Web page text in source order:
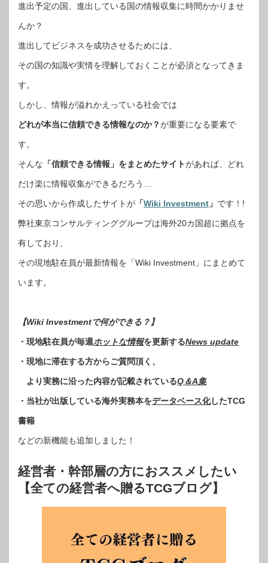
進出予定の国、進出している国の情報収集に時間かかりませ
んか？
進出してビジネスを成功させるためには、
その国の知識や実情を理解しておくことが必須となってきま
す。
しかし、情報が溢れかえっている社会では
どれが本当に信頼できる情報なのか？が重要になる要素で
す。
そんな 「信頼できる情報」をまとめたサイトがあれば、どれ
だけ楽に情報収集ができるだろう…
その思いから作成したサイトが 「Wiki Investment 」 です！!
弊社東京コンサルティンググループは海外20カ国超に拠点を
有しており、
その現地駐在員が最新情報を「Wiki Investment」にまとめて
います。
【Wiki Investmentで何ができる？】
・現地駐在員が毎週ホットな情報を更新するNews update
・現地に滞在する方からご質問頂く、
より実務に沿った内容が記載されているQ＆A集
・当社が出版している海外実務本をデータベース化したTCG
書籍
などの新機能も追加しました！
経営者・幹部層の方におススメしたい
【全ての経営者へ贈るTCGブログ】